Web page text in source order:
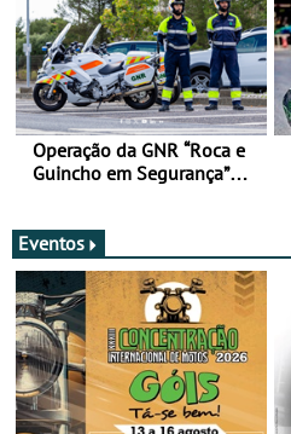
Operação da GNR “Roca e
Guincho em Segurança”
Eventos